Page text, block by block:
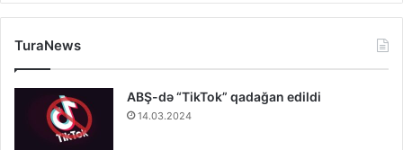
TuraNews
ABŞ-də “TikTok” qadağan edildi
14.03.2024